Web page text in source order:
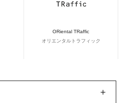
ORiental TRaffic
オリエンタルトラフィック